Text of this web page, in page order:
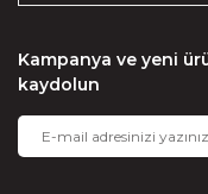
Kampanya ve yeni
kaydolun